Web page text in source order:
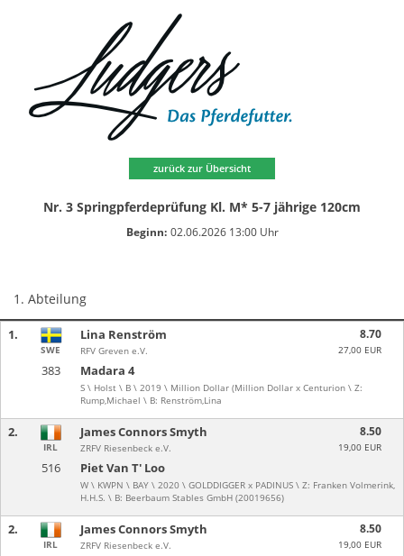
zurück zur Übersicht
Nr. 3 Springpferdeprüfung Kl. M* 5-7 jährige 120cm
Beginn: 02.06.2026 13:00 Uhr
1. Abteilung
1.
383 Madara 4
S \ Holst \ B \ 2019 \ Million Dollar (Million Dollar x Centurion \ Z:
Rump,Michael \ B: Renström,Lina
SWE
Lina Renström
RFV Greven e.V.
8.70
27,00 EUR
2.
516 Piet Van T' Loo
W \ KWPN \ BAY \ 2020 \ GOLDDIGGER x PADINUS \ Z: Franken Volmerink,
H.H.S. \ B: Beerbaum Stables GmbH (20019656)
IRL
James Connors Smyth
ZRFV Riesenbeck e.V.
8.50
19,00 EUR
2.
IRL
James Connors Smyth
ZRFV Riesenbeck e.V.
8.50
19,00 EUR